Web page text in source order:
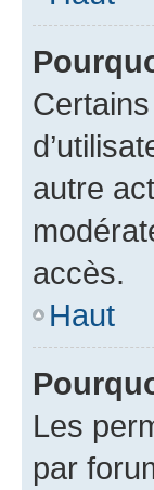
autre
accès.
Haut
Les
par